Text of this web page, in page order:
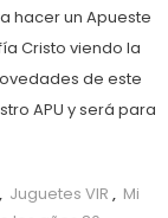
hacer un Apueste
Cristo viendo la
de este
APU y será para
, Juguetes VIR , Mi